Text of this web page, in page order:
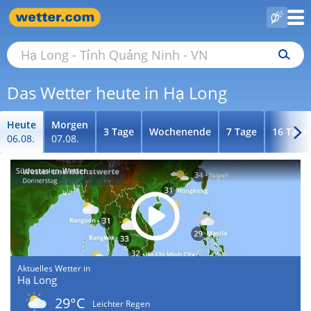
Das Wetter heute in Hạ Long
Heute
06.08.
Morgen
07.08.
3 Tage Wochenende 7 Tage 16 Tage
Südostasien-Wetter
Aktuelles Wetter in
Hạ Long
29°C
Leichter Regen